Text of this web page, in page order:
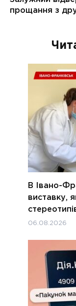
В Івано-
виставку,
06.08.2026